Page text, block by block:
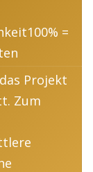
=
Projekt
Zum